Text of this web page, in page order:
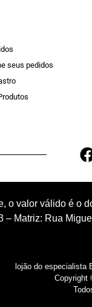
seus pedidos
o valor válido é o
– Matriz: Rua
lojão do especialista
Copyright